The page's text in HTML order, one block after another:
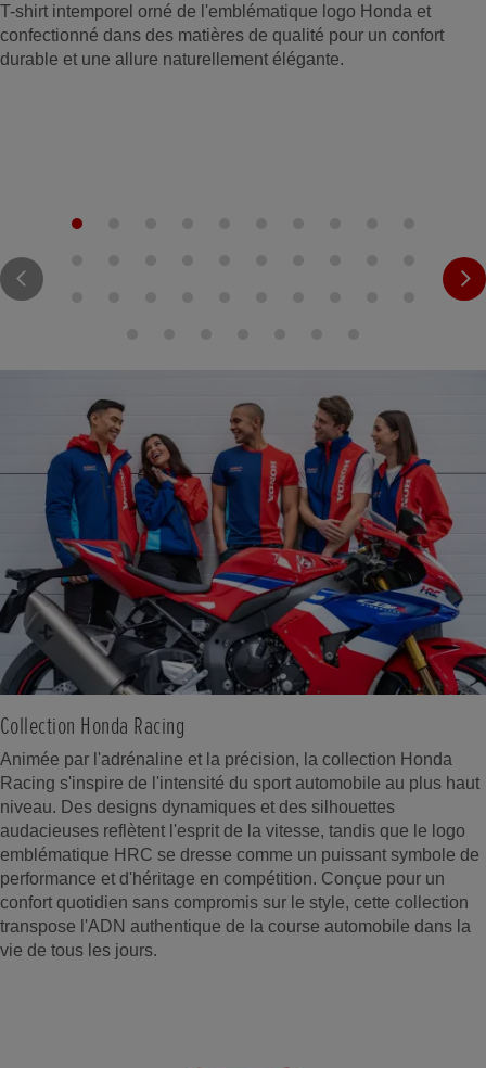
T-shirt intemporel orné de l'emblématique logo Honda et
confectionné dans des matières de qualité pour un confort
durable et une allure naturellement élégante.
Collection Honda Racing
Animée par l'adrénaline et la précision, la collection Honda
Racing s'inspire de l'intensité du sport automobile au plus haut
niveau. Des designs dynamiques et des silhouettes
audacieuses reflètent l'esprit de la vitesse, tandis que le logo
emblématique HRC se dresse comme un puissant symbole de
performance et d'héritage en compétition. Conçue pour un
confort quotidien sans compromis sur le style, cette collection
transpose l'ADN authentique de la course automobile dans la
vie de tous les jours.